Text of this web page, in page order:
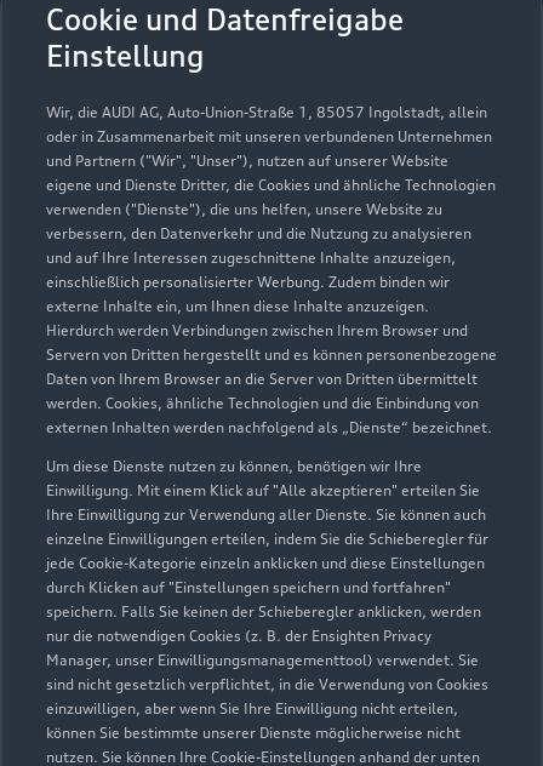
Cookie und Datenfreigabe
Einstellung
Wir, die AUDI AG, Auto-Union-Straße 1, 85057 Ingolstadt, allein
oder in Zusammenarbeit mit unseren verbundenen Unternehmen
und Partnern ("Wir", "Unser"), nutzen auf unserer Website
eigene und Dienste Dritter, die Cookies und ähnliche Technologien
verwenden ("Dienste"), die uns helfen, unsere Website zu
verbessern, den Datenverkehr und die Nutzung zu analysieren
und auf Ihre Interessen zugeschnittene Inhalte anzuzeigen,
einschließlich personalisierter Werbung. Zudem binden wir
externe Inhalte ein, um Ihnen diese Inhalte anzuzeigen.
Hierdurch werden Verbindungen zwischen Ihrem Browser und
Servern von Dritten hergestellt und es können personenbezogene
Daten von Ihrem Browser an die Server von Dritten übermittelt
werden. Cookies, ähnliche Technologien und die Einbindung von
externen Inhalten werden nachfolgend als „Dienste“ bezeichnet.
Um diese Dienste nutzen zu können, benötigen wir Ihre
Einwilligung. Mit einem Klick auf "Alle akzeptieren" erteilen Sie
Ihre Einwilligung zur Verwendung aller Dienste. Sie können auch
einzelne Einwilligungen erteilen, indem Sie die Schieberegler für
jede Cookie-Kategorie einzeln anklicken und diese Einstellungen
durch Klicken auf "Einstellungen speichern und fortfahren"
speichern. Falls Sie keinen der Schieberegler anklicken, werden
nur die notwendigen Cookies (z. B. der Ensighten Privacy
Manager, unser Einwilligungsmanagementtool) verwendet. Sie
sind nicht gesetzlich verpflichtet, in die Verwendung von Cookies
einzuwilligen, aber wenn Sie Ihre Einwilligung nicht erteilen,
können Sie bestimmte unserer Dienste möglicherweise nicht
nutzen. Sie können Ihre Cookie-Einstellungen anhand der unten
Ernst & König GmbH
Servicepartner e-tron
Blochmattenstraße 1
79331 Teningen
07641 91630